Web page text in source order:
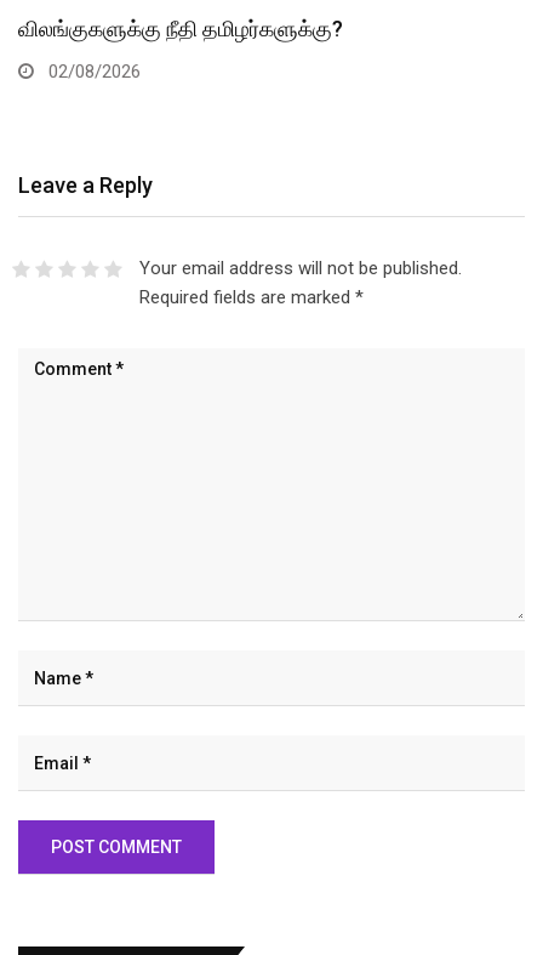
விலங்குகளுக்கு நீதி தமிழர்களுக்கு?
02/08/2026
Leave a Reply
Your email address will not be published.
Required fields are marked *